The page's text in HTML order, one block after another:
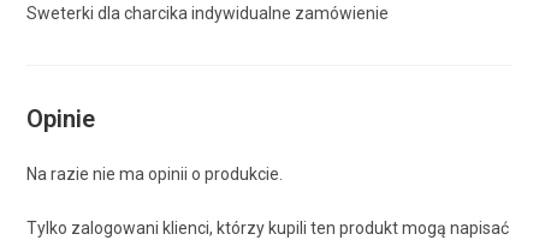
Sweterki dla charcika indywidualne zamówienie
Opinie
Na razie nie ma opinii o produkcie.
Tylko zalogowani klienci, którzy kupili ten produkt mogą napisać